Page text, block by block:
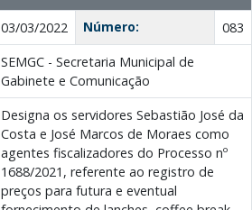
03/03/2022 Número:
083
SEMGC - Secretaria Municipal de
Gabinete e Comunicação
Designa os servidores Sebastião José da
Costa e José Marcos de Moraes como
agentes fiscalizadores do Processo nº
1688/2021, referente ao registro de
preços para futura e eventual